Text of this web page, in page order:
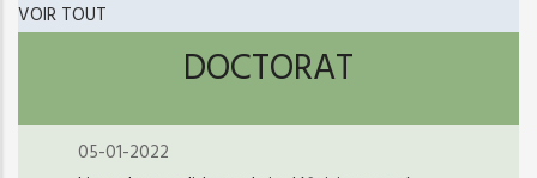
VOIR TOUT
DOCTORAT
05-01-2022